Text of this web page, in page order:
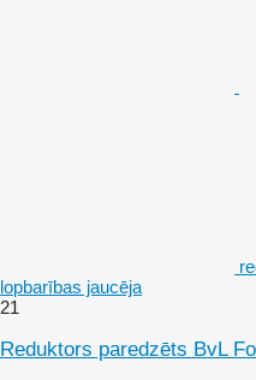
lopbarības jaucēja
21
Reduktors paredzēts BvL